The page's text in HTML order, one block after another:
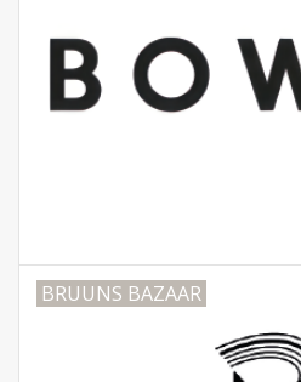
BRUUNS BAZAAR